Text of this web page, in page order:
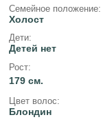
Семейное положение:
Холост
Дети:
Детей нет
Рост:
179 см.
Цвет волос:
Блондин